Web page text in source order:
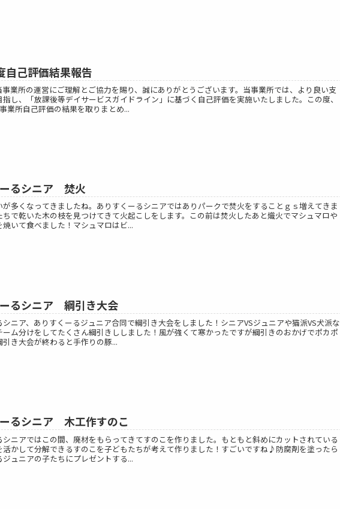
自己評価結果報告
事業所の運営にご理解とご協力を賜り、誠にありがとうございます。当事業所では、より良い支
し、「放課後等デイサービスガイドライン」に基づく自己評価を実施いたしました。この度、
業所自己評価の結果を取りまとめ...
るシニア 焚火
が多くなってきましたね。ありすくーるシニアではありパークで焚火をすることｇｓ増えてきま
ちで乾いた木の枝を見つけてきて火起こしをします。この前は焚火したあと熾火でマシュマロや
焼いて食べました！マシュマロはビ...
るシニア 綱引き大会
シニア、ありすくーるジュニア合同で綱引き大会をしました！シニアVSジュニアや猫派VS犬派な
ーム分けをしてたくさん綱引きししました！風が強くて寒かったですが綱引きのおかげでポカポ
引き大会が終わると手作りの豚...
るシニア 木工作すのこ
シニアではこの間、廃材をもらってきてすのこを作りました。もともと斜めにカットされている
活かして分解できるすのこを子どもたちが考えて作りました！すごいですね♪防腐剤を塗ったら
ジュニアの子たちにプレゼントする...